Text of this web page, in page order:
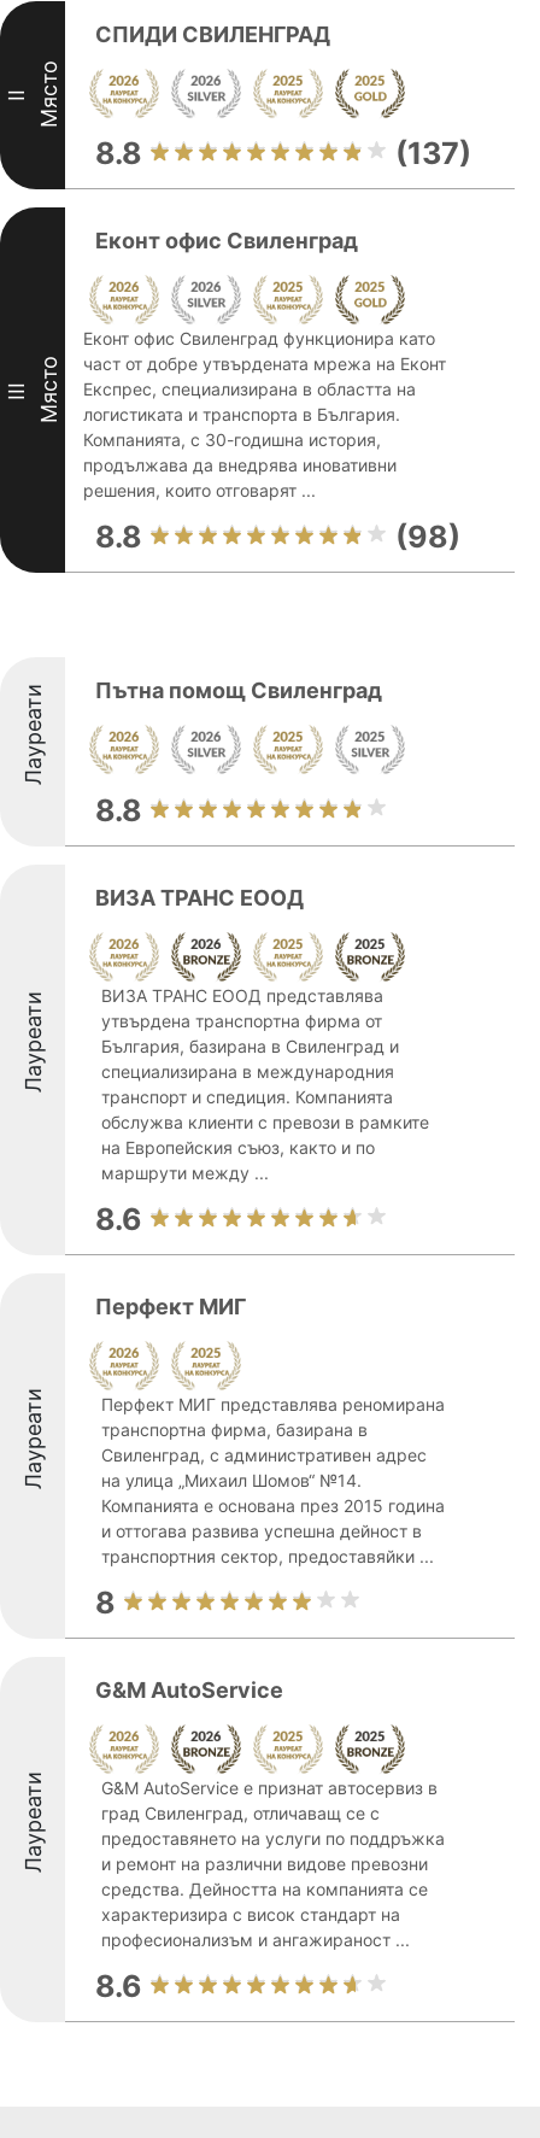
II Място
СПИДИ СВИЛЕНГРАД
8.8 (137)
III Място
Еконт офис Свиленград
Еконт офис Свиленград функционира като
част от добре утвърдената мрежа на Еконт
Експрес, специализирана в областта на
логистиката и транспорта в България.
Компанията, с 30-годишна история,
продължава да внедрява иновативни
решения, които отговарят ...
8.8 (98)
Лауреати Пътна помощ Свиленград
8.8
Лауреати
ВИЗА ТРАНС ЕООД
ВИЗА ТРАНС ЕООД представлява
утвърдена транспортна фирма от
България, базирана в Свиленград и
специализирана в международния
транспорт и спедиция. Компанията
обслужва клиенти с превози в рамките
на Европейския съюз, както и по
маршрути между ...
8.6
Лауреати
Перфект МИГ
Перфект МИГ представлява реномирана
транспортна фирма, базирана в
Свиленград, с административен адрес
на улица „Михаил Шомов“ №14.
Компанията е основана през 2015 година
и оттогава развива успешна дейност в
транспортния сектор, предоставяйки ...
8
Лауреати
G&M AutoService
G&M AutoService е признат автосервиз в
град Свиленград, отличаващ се с
предоставянето на услуги по поддръжка
и ремонт на различни видове превозни
средства. Дейността на компанията се
характеризира с висок стандарт на
професионализъм и ангажираност ...
8.6